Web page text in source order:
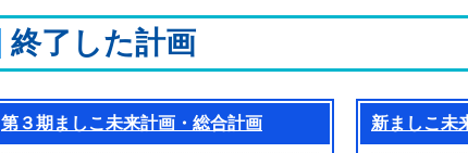
終了した計画
第３期ましこ未来計画・総合計画 新ましこ未